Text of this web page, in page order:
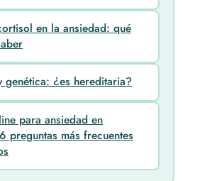
en la ansiedad: qué
genética: ¿es hereditaria?
para ansiedad en
preguntas más frecuentes